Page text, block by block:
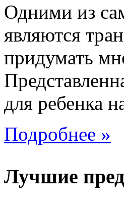
Одними из
являются
придумать
для ребенка
Подробнее »
Лучшие